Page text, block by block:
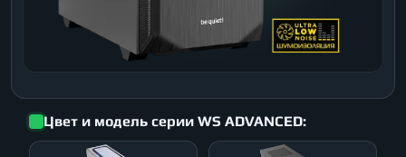
Цвет и модель серии WS ADVANCED: